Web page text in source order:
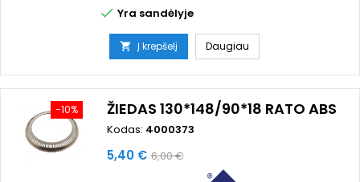
 Yra sandėlyje
 Į krepšelį Daugiau
−10% ŽIEDAS 130*148/90*18 RATO ABS
Kodas: 4000373
Kaina
5,40 € Bazinė
6,00 €